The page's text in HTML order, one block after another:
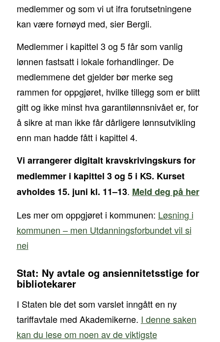
medlemmer og som vi ut ifra forutsetningene
kan være fornøyd med, sier Bergli.
Medlemmer i kapittel 3 og 5 får som vanlig
lønnen fastsatt i lokale forhandlinger. De
medlemmene det gjelder bør merke seg
rammen for oppgjøret, hvilke tillegg som er blitt
gitt og ikke minst hva garantilønnsnivået er, for
å sikre at man ikke får dårligere lønnsutvikling
enn man hadde fått i kapittel 4.
Vi arrangerer digitalt kravskrivingskurs for
medlemmer i kapittel 3 og 5 i KS. Kurset
avholdes 15. juni kl. 11–13. Meld deg på her
Les mer om oppgjøret i kommunen: Løsning i
kommunen – men Utdanningsforbundet vil si
nei
Stat: Ny avtale og ansiennitetsstige for
bibliotekarer
I Staten ble det som varslet inngått en ny
tariffavtale med Akademikerne. I denne saken
kan du lese om noen av de viktigste